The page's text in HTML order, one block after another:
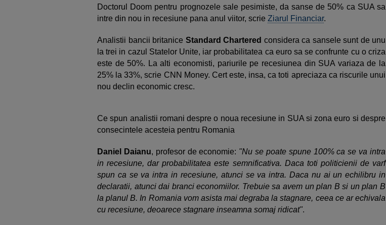
Doctorul Doom pentru prognozele sale pesimiste, da sanse de 50% ca SUA sa
intre din nou in recesiune pana anul viitor, scrie Ziarul Financiar.
Analistii bancii britanice Standard Chartered considera ca sansele sunt de unu
la trei in cazul Statelor Unite, iar probabilitatea ca euro sa se confrunte cu o criza
este de 50%. La alti economisti, pariurile pe recesiunea din SUA variaza de la
25% la 33%, scrie CNN Money. Cert este, insa, ca toti apreciaza ca riscurile unui
nou declin economic cresc.
Ce spun analistii romani despre o noua recesiune in SUA si zona euro si despre
consecintele acesteia pentru Romania
Daniel Daianu, profesor de economie: "Nu se poate spune 100% ca se va intra
in recesiune, dar probabilitatea este semnificativa. Daca toti politicienii de varf
spun ca se va intra in recesiune, atunci se va intra. Daca nu ai un echilibru in
declaratii, atunci dai branci economiilor. Trebuie sa avem un plan B si un plan B
la planul B. In Romania vom asista mai degraba la stagnare, ceea ce ar echivala
cu recesiune, deoarece stagnare inseamna somaj ridicat".